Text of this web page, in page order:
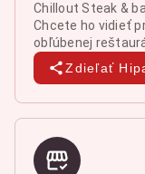
Chillout Steak &
Chcete ho vidieť
obľúbenej
Zdieľať